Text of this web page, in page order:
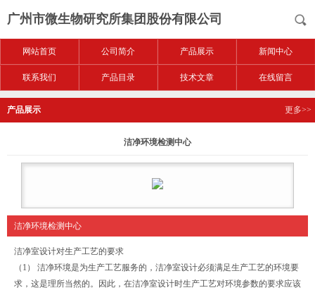
广州市微生物研究所集团股份有限公司
网站首页 公司简介 产品展示 新闻中心
联系我们 产品目录 技术文章 在线留言
产品展示 更多>>
洁净环境检测中心
洁净环境检测中心
洁净室设计对生产工艺的要求
（1） 洁净环境是为生产工艺服务的，洁净室设计必须满足生产工艺的环境要
求，这是理所当然的。因此，在洁净室设计时生产工艺对环境参数的要求应该